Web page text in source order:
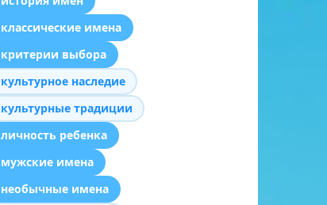
классические имена
критерии выбора
культурное наследие
культурные традиции
личность ребенка
мужские имена
необычные имена